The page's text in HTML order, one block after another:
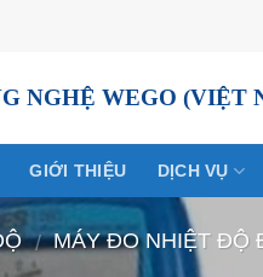
NGHỆ WEGO (VIỆT
GIỚI THIỆU DỊCH VỤ
/ MÁY ĐO NHIỆT ĐỘ